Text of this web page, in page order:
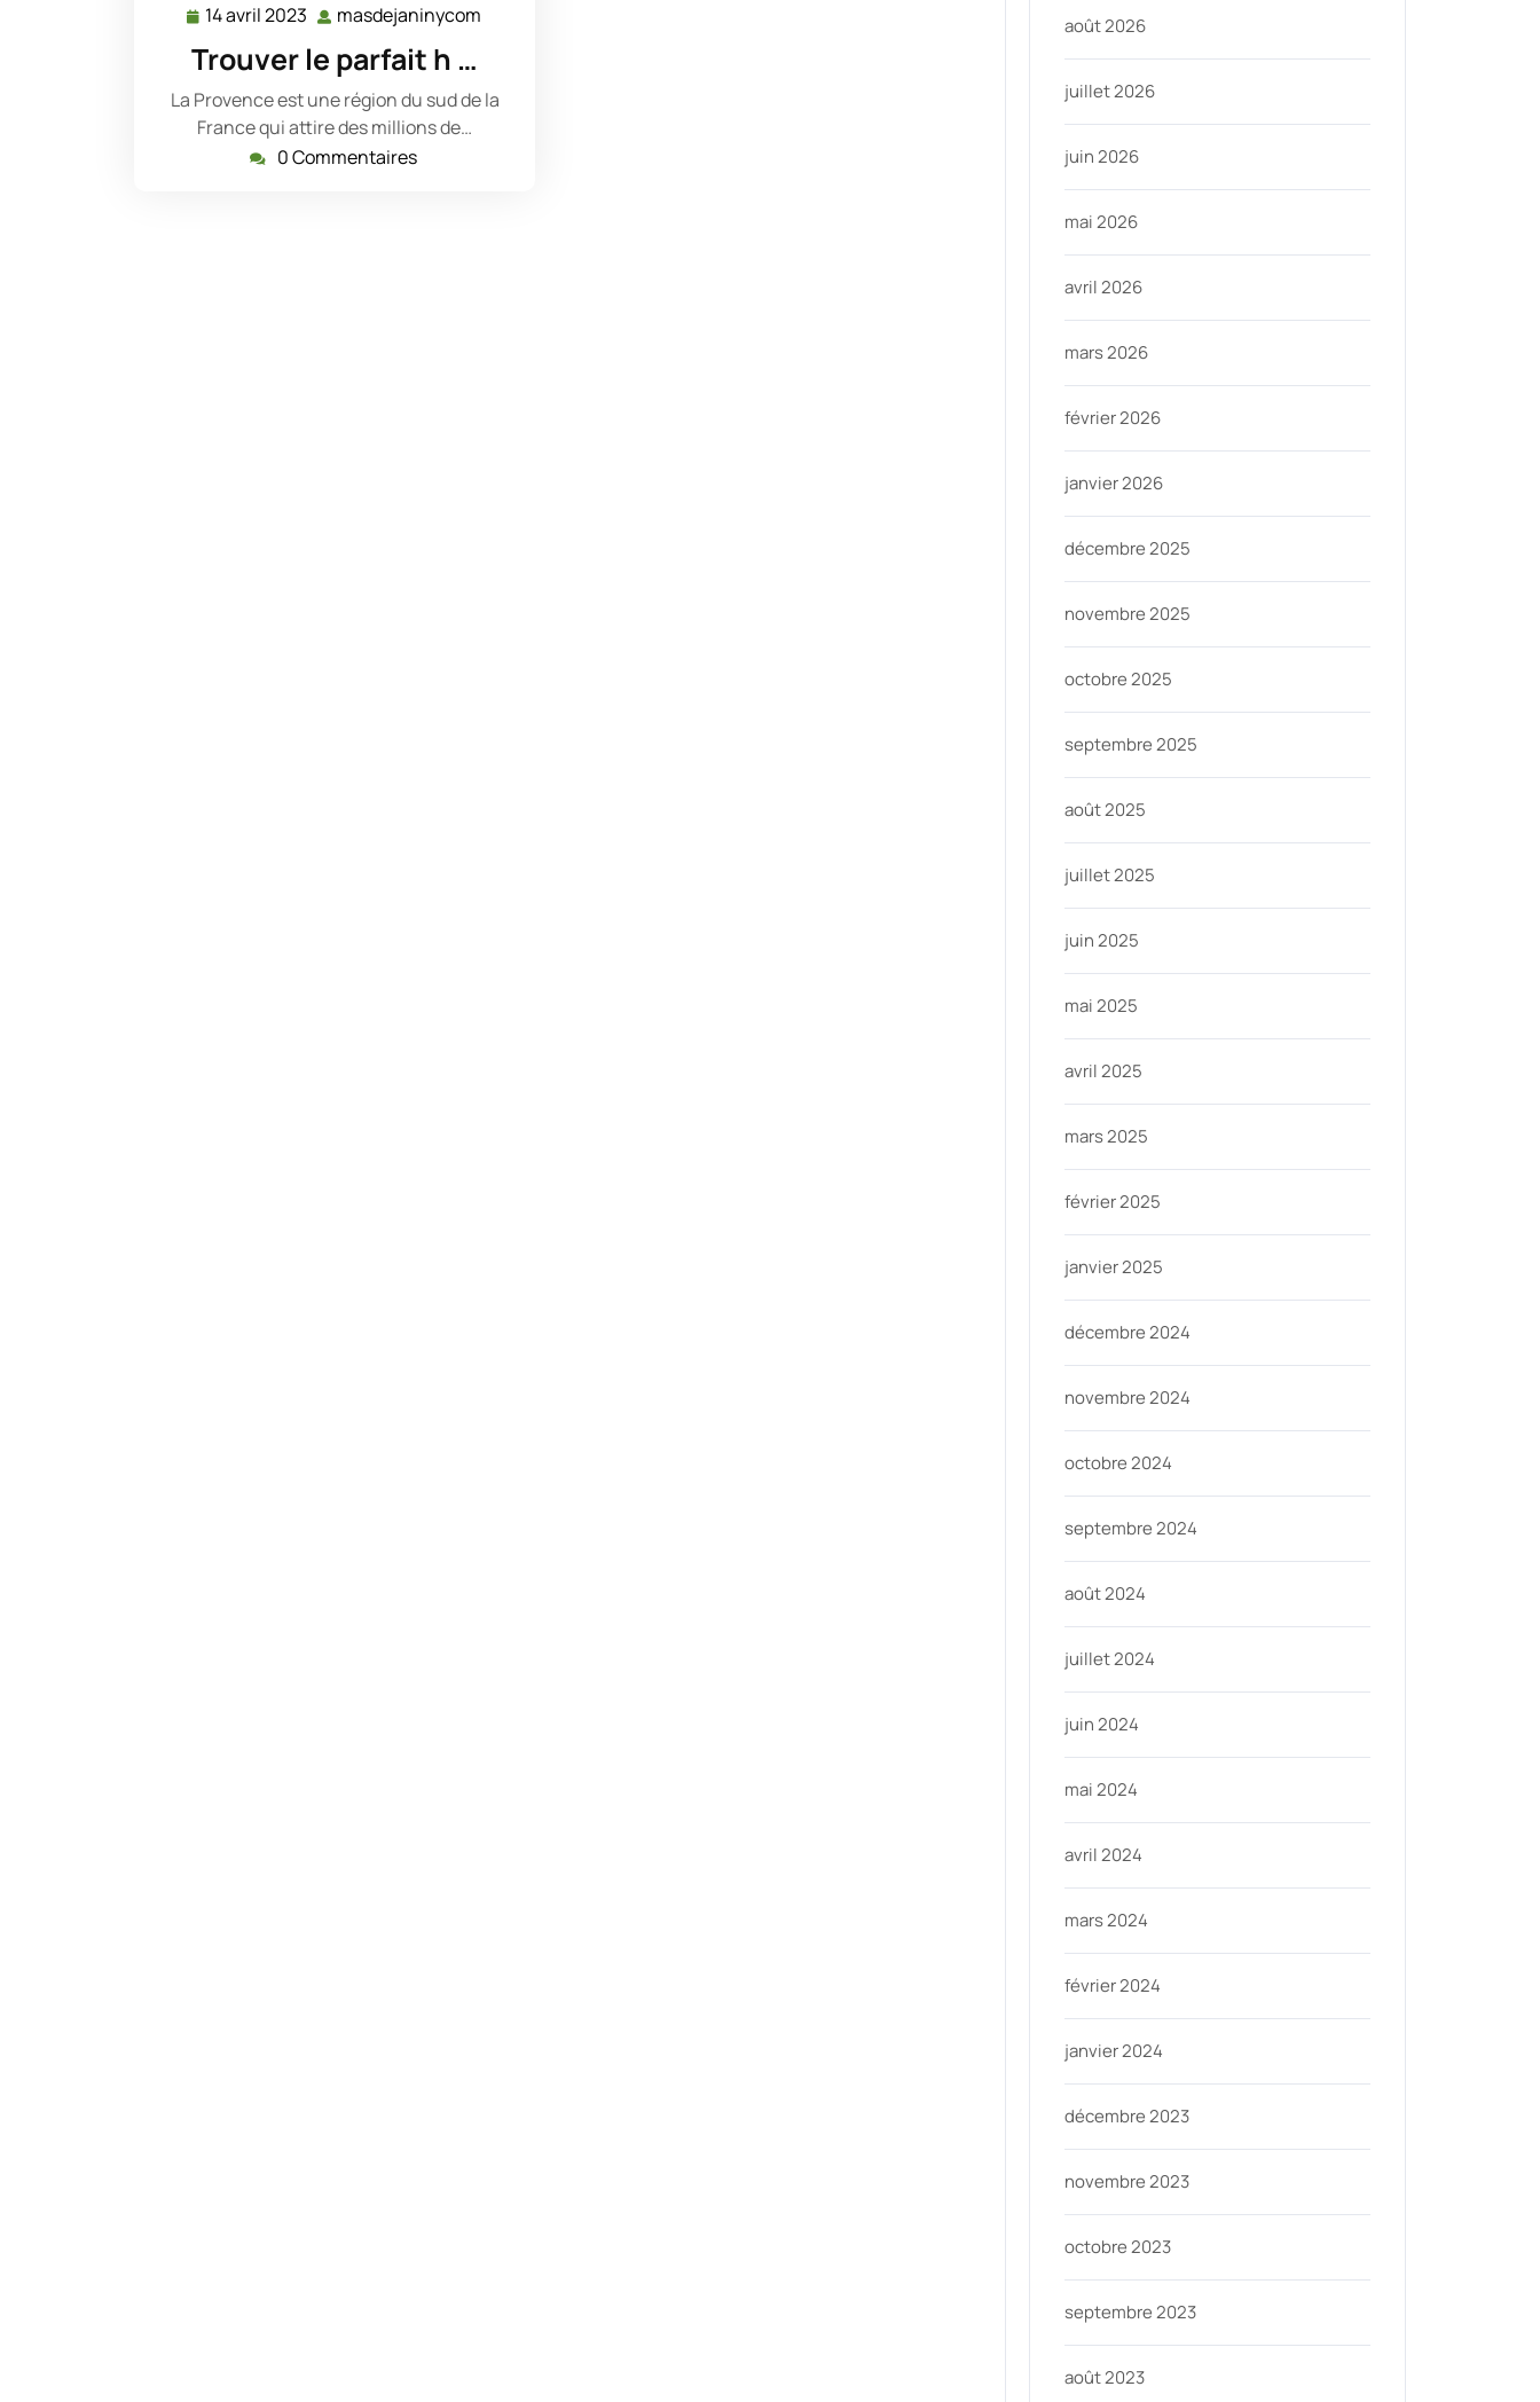
14 avril 2023 14
avril
2023
masdejaninycom
Trouver le parfait h …
La Provence est une région du sud de la
France qui attire des millions de…
0 Commentaires
août 2026
juillet 2026
juin 2026
mai 2026
avril 2026
mars 2026
février 2026
janvier 2026
décembre 2025
novembre 2025
octobre 2025
septembre 2025
août 2025
juillet 2025
juin 2025
mai 2025
avril 2025
mars 2025
février 2025
janvier 2025
décembre 2024
novembre 2024
octobre 2024
septembre 2024
août 2024
juillet 2024
juin 2024
mai 2024
avril 2024
mars 2024
février 2024
janvier 2024
décembre 2023
novembre 2023
octobre 2023
septembre 2023
août 2023